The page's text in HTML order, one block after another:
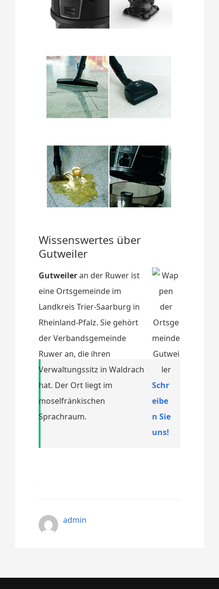
Wissenswertes über
Gutweiler
Gutweileran der Ruwer ist
eine Ortsgemeinde im
Landkreis Trier-Saarburg in
Rheinland-Pfalz. Sie gehört
der Verbandsgemeinde
Ruwer an, die ihren
Verwaltungssitz in Waldrach
hat. Der Ort liegt im
moselfränkischen
Sprachraum.
Schr
eibe
n Sie
uns!
admin